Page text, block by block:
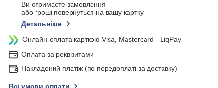
Ви отримаєте замовлення
або гроші повернуться на вашу картку
Детальніше
Онлайн-оплата карткою Visa, Mastercard - LiqPay
Оплата за реквізитами
Накладений платіж (по передоплаті за доставку)
Всі умови оплати